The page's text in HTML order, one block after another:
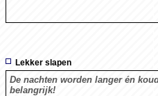
Lekker slapen
De nachten worden langer én
belangrijk!